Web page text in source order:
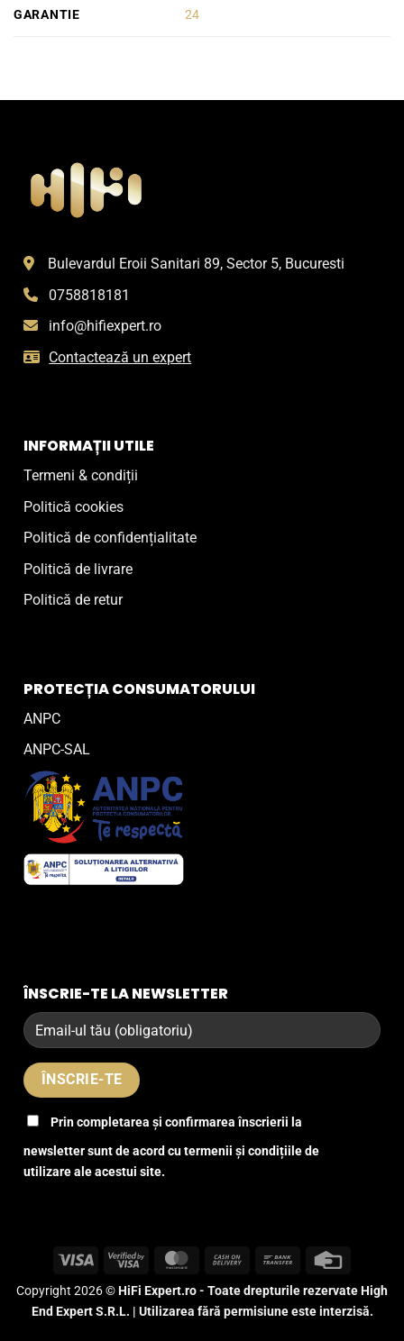
GARANTIE 24
Bulevardul Eroii Sanitari 89, Sector 5, Bucuresti
0758818181
info@hifiexpert.ro
Contactează un expert
INFORMAȚII UTILE
Termeni & condiții
Politică cookies
Politică de confidențialitate
Politică de livrare
Politică de retur
PROTECȚIA CONSUMATORULUI
ANPC
ANPC-SAL
ÎNSCRIE-TE LA NEWSLETTER
Prin completarea și confirmarea înscrierii la
newsletter sunt de acord cu termenii și condițiile de
utilizare ale acestui site.
Visa
Visa
MasterCardCash
Delivery
Bank
Copyright 2026 ©HiFi Expert.ro - Toate drepturile rezervate High
End Expert S.R.L. | Utilizarea fără permisiune este interzisă.